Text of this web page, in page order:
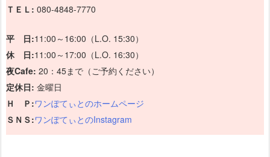
ＴＥＬ: 080-4848-7770
平 日:11:00～16:00（L.O. 15:30）
休 日:11:00～17:00（L.O. 16:30）
夜Cafe: 20：45まで（ご予約ください）
定休日: 金曜日
Ｈ Ｐ:ワンぽてぃとのホームページ
ＳＮＳ:ワンぽてぃとのInstagram